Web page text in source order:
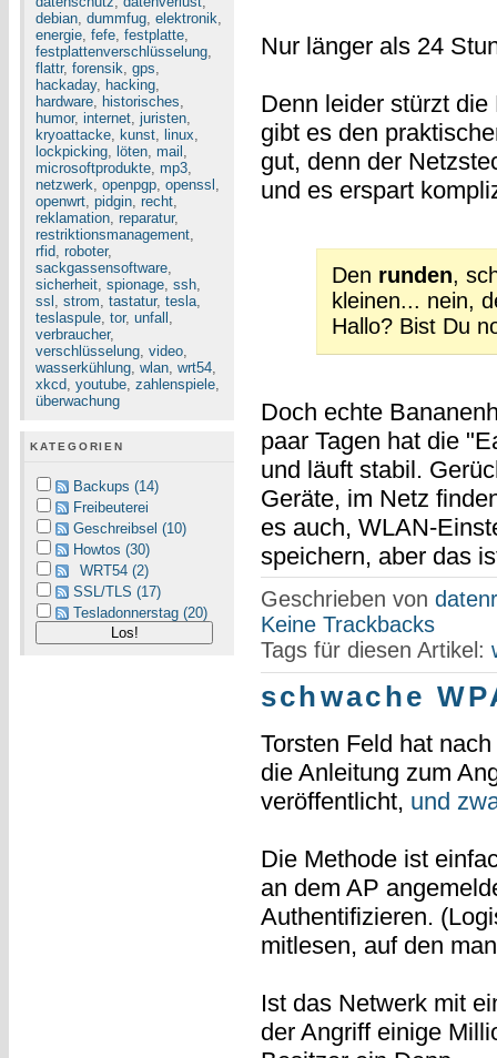
debian, dummfug, elektronik,
energie, fefe, festplatte,
festplattenverschlüsselung,
flattr, forensik, gps,
hackaday, hacking,
hardware, historisches,
humor, internet, juristen,
kryoattacke, kunst, linux,
lockpicking, löten, mail ,
microsoftprodukte, mp3,
netzwerk, openpgp, openssl ,
openwrt, pidgin, recht,
reklamation, reparatur,
restriktionsmanagement,
rfid, roboter,
sackgassensoftware,
sicherheit, spionage, ssh,
ssl , strom, tastatur, tesla,
teslaspule, tor, unfall ,
verbraucher,
verschlüsselung, video,
wasserkühlung, wlan, wrt54,
xkcd, youtube, zahlenspiele,
überwachung
KATEGORIEN
Backups (14)
Freibeuterei
Geschreibsel (10)
Howtos (30)
WRT54 (2)
SSL/TLS (17)
Tesladonnerstag (20)
Nur länger als 24
Denn leider stürzt
gibt es den
gut, denn der
und es erspart
Den runden,
kleinen... nein,
Hallo? Bist Du
Doch echte
paar Tagen hat die
und läuft stabil.
Geräte, im Netz
es auch, WLAN-
speichern, aber das
Geschrieben von
Keine Trackbacks
Tags für diesen Artikel:
schwache
Torsten Feld hat
die Anleitung zum
veröffentlicht, und
Die Methode ist
an dem AP
Authentifizieren.
mitlesen, auf den
Ist das Netwerk mit
der Angriff einige